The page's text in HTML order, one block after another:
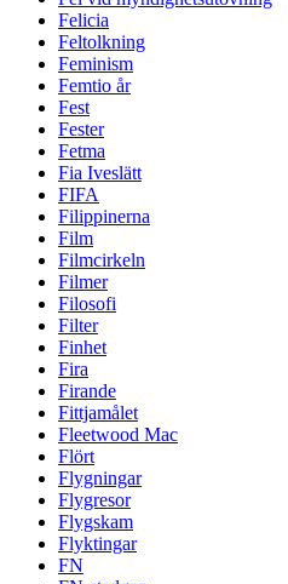
Felicia
Feltolkning
Feminism
Femtio år
Fest
Fester
Fetma
Fia Iveslätt
FIFA
Filippinerna
Film
Filmcirkeln
Filmer
Filosofi
Filter
Finhet
Fira
Firande
Fittjamålet
Fleetwood Mac
Flört
Flygningar
Flygresor
Flygskam
Flyktingar
FN